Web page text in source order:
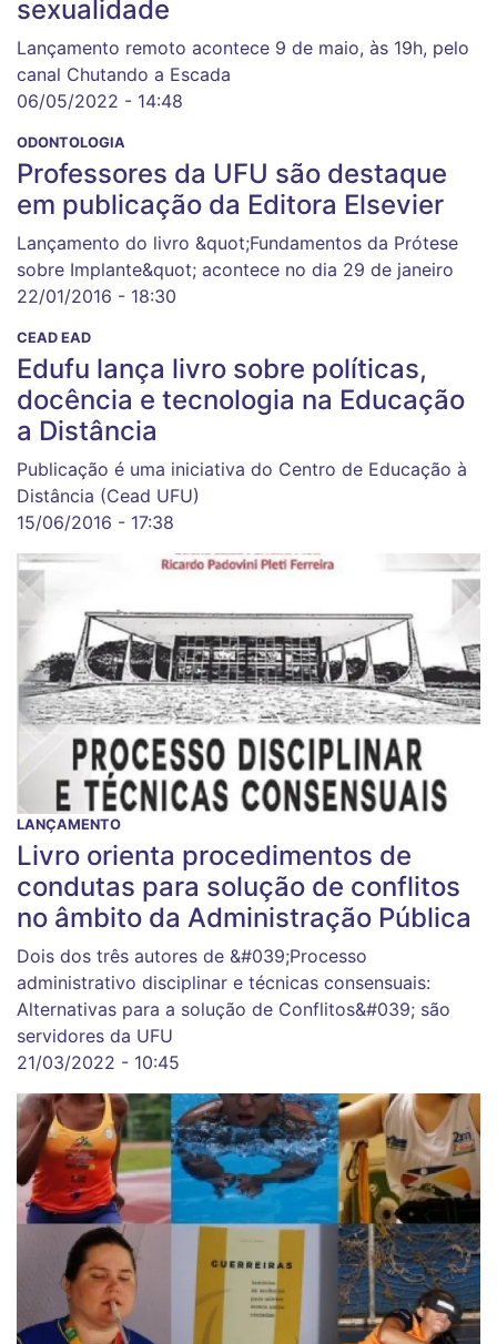
sexualidade
Lançamento remoto acontece 9 de maio, às 19h, pelo
canal Chutando a Escada
06/05/2022 - 14:48
ODONTOLOGIA
Professores da UFU são destaque
em publicação da Editora Elsevier
Lançamento do livro &quot;Fundamentos da Prótese
sobre Implante&quot; acontece no dia 29 de janeiro
22/01/2016 - 18:30
CEAD EAD
Edufu lança livro sobre políticas,
docência e tecnologia na Educação
a Distância
Publicação é uma iniciativa do Centro de Educação à
Distância (Cead UFU)
15/06/2016 - 17:38
LANÇAMENTO
Livro orienta procedimentos de
condutas para solução de conflitos
no âmbito da Administração Pública
Dois dos três autores de &#039;Processo
administrativo disciplinar e técnicas consensuais:
Alternativas para a solução de Conflitos&#039; são
servidores da UFU
21/03/2022 - 10:45